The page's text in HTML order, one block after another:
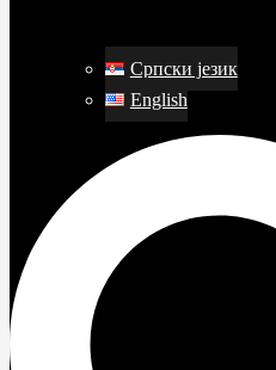
Српски језик
English